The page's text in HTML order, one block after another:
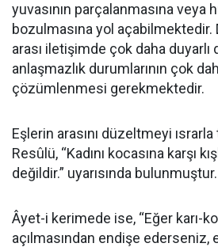
yuvasının parçalanmasına veya
bozulmasına yol açabilmektedir.
arası iletişimde çok daha duyarlı
anlaşmazlık durumlarının çok
çözümlenmesi gerekmektedir.
Eşlerin arasını düzeltmeyi
Resûlü, “Kadını kocasına karşı
değildir.” uyarısında bulunmuştur.
Âyet-i kerimede ise, “Eğer karı-
açılmasından endişe ederseniz,